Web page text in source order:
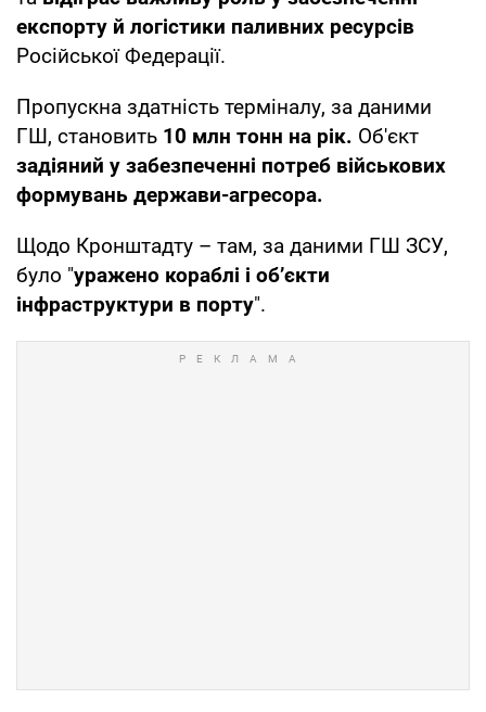
експорту й логістики паливних ресурсів
Російської Федерації.
Пропускна здатність терміналу, за даними
ГШ, становить 10 млн тонн на рік. Об'єкт
задіяний у забезпеченні потреб військових
формувань держави-агресора.
Щодо Кронштадту – там, за даними ГШ ЗСУ,
було "уражено кораблі і об’єкти
інфраструктури в порту".